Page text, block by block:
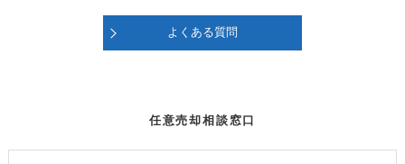
よくある質問
任意売却相談窓口